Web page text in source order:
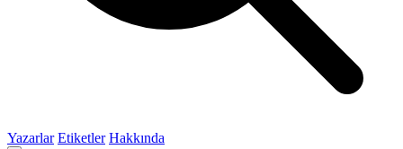
Yazarlar Etiketler Hakkında